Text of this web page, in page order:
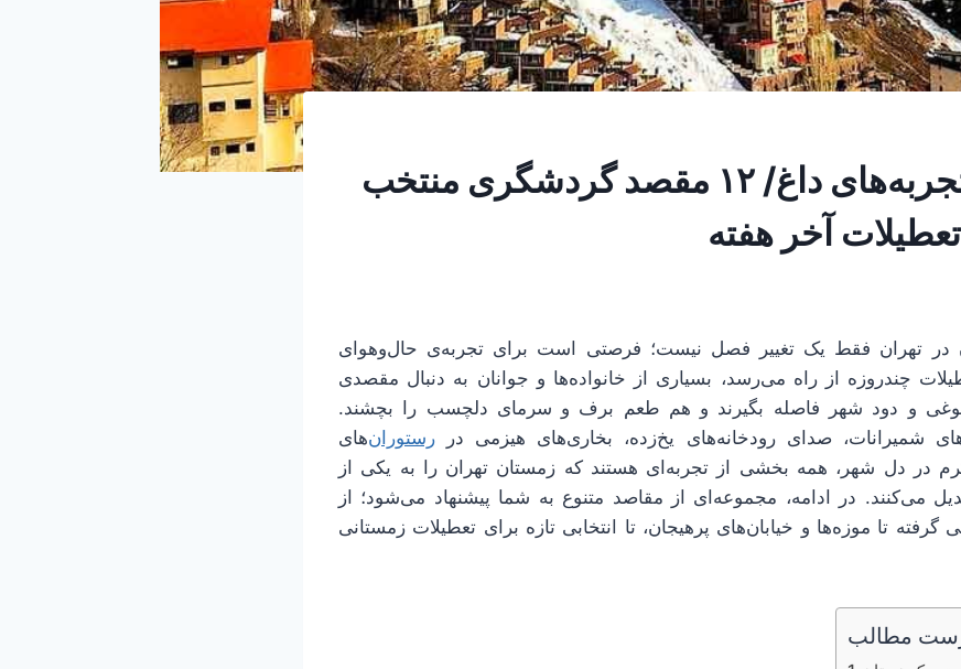
تهرانِ سرد، تجربه‌های داغ/ ۱۲ مقصد گردشگری منتخب
آخر هفته
در تهران فقط یک تغییر فصل نیست؛ فرصتی است برای تجربه‌ی حال‌وهوای
چندروزه از راه می‌رسد، بسیاری از خانواده‌ها و جوانان به دنبال مقصدی
و دود شهر فاصله بگیرند و هم طعم برف و سرمای دلچسب را بچشند.
شمیرانات، صدای رودخانه‌های یخ‌زده، بخاری‌های هیزمی در رستوران‌های
در دل شهر، همه بخشی از تجربه‌ای هستند که زمستان تهران را به یکی از
می‌کنند. در ادامه، مجموعه‌ای از مقاصد متنوع به شما پیشنهاد می‌شود؛ از
گرفته تا موزه‌ها و خیابان‌های پرهیجان، تا انتخابی تازه برای تعطیلات زمستانی
مطالب